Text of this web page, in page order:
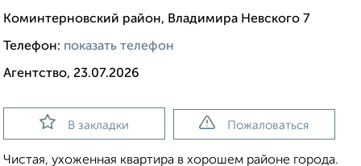
Коминтерновский район, Владимира Невского 7
Телефон: показать телефон
Агентство, 23.07.2026
В закладки Пожаловаться
Чистая, ухоженная квартира в хорошем районе города.